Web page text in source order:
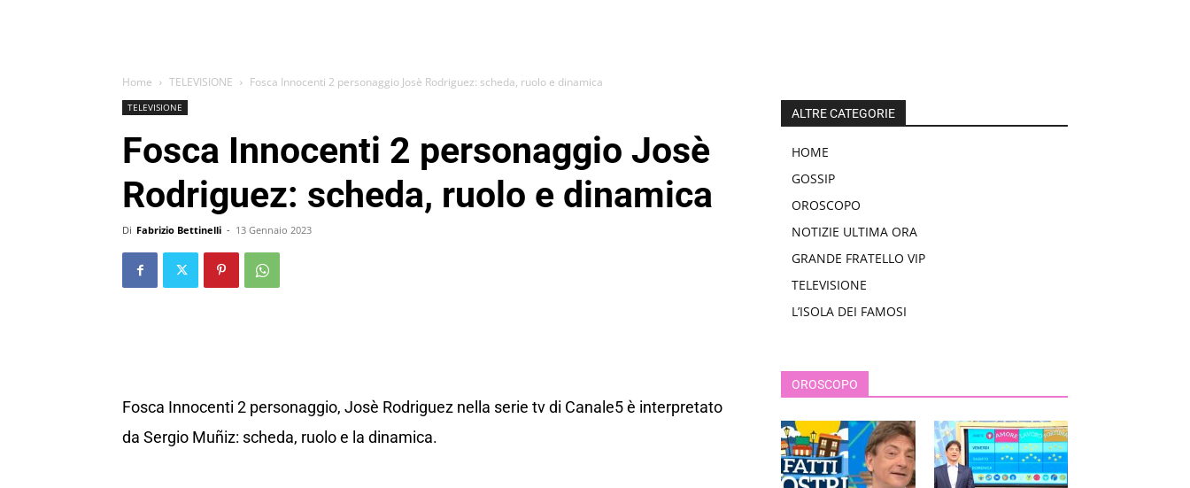
Home TELEVISIONE Fosca Innocenti 2 personaggio Josè Rodriguez: scheda, ruolo e dinamica
TELEVISIONE
Fosca Innocenti 2 personaggio Josè
Rodriguez: scheda, ruolo e dinamica
Di Fabrizio Bettinelli - 13 Gennaio 2023
Fosca Innocenti 2 personaggio, Josè Rodriguez nella serie tv di Canale5 è interpretato
da Sergio Muñiz: scheda, ruolo e la dinamica.
ALTRE CATEGORIE
HOME
GOSSIP
OROSCOPO
NOTIZIE ULTIMA ORA
GRANDE FRATELLO VIP
TELEVISIONE
L’ISOLA DEI FAMOSI
OROSCOPO